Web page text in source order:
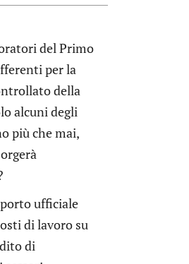
del Primo
per la
della
alcuni degli
più che mai,
ufficiale
di lavoro su
di